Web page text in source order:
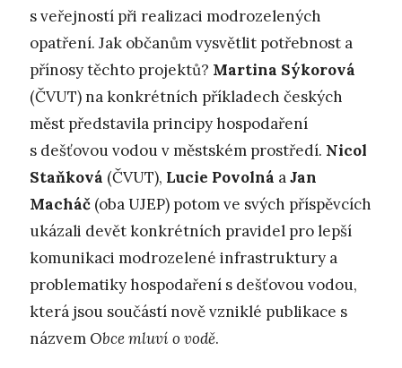
s veřejností při realizaci modrozelených
opatření. Jak občanům vysvětlit potřebnost a
přínosy těchto projektů? Martina Sýkorová
(ČVUT) na konkrétních příkladech českých
měst představila principy hospodaření
s dešťovou vodou v městském prostředí. Nicol
Staňková (ČVUT), Lucie Povolná aJan
Macháč (oba UJEP) potom ve svých příspěvcích
ukázali devět konkrétních pravidel pro lepší
komunikaci modrozelené infrastruktury a
problematiky hospodaření s dešťovou vodou,
která jsou součástí nově vzniklé publikace s
názvem Obce mluví o vodě.